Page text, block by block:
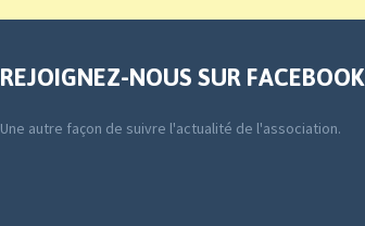
REJOIGNEZ-NOUS SUR FACEBOOK
Une autre façon de suivre l'actualité de l'association.